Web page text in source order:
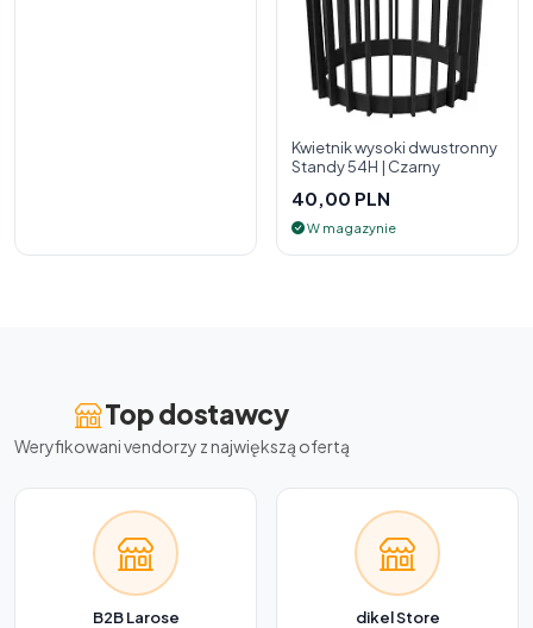
Kwietnik wysoki dwustronny
Standy 54H | Czarny
40,00 PLN
W magazynie
Top dostawcy
Weryfikowani vendorzy z największą ofertą
B2B Larose dikel Store